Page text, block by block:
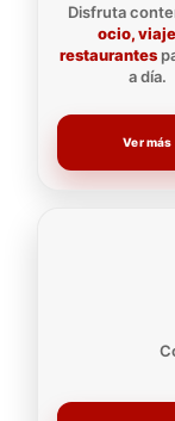
Disfruta
ocio,
restaurantes
a día.
Ver más